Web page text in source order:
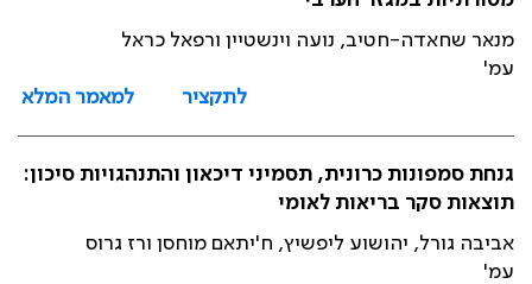
מנאר שחאדה-חטיב, נועה וינשטיין ורפאל כראל
עמ'
לתקציר
למאמר המלא
גנחת סמפונות כרונית, תסמיני דיכאון והתנהגויות סיכון:
תוצאות סקר בריאות לאומי
אביבה גורל, יהושוע ליפשיץ, ח'יתאם מוחסן ורז גרוס
עמ'